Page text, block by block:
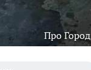
Про Город